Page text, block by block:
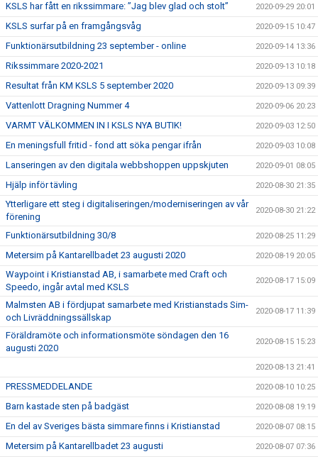
KSLS har fått en rikssimmare: ”Jag blev glad och stolt” 2020-09-29 20:01
KSLS surfar på en framgångsvåg 2020-09-15 10:47
Funktionärsutbildning 23 september - online 2020-09-14 13:36
Rikssimmare 2020-2021 2020-09-13 10:18
Resultat från KM KSLS 5 september 2020 2020-09-13 09:39
Vattenlott Dragning Nummer 4 2020-09-06 20:23
VARMT VÄLKOMMEN IN I KSLS NYA BUTIK! 2020-09-03 12:50
En meningsfull fritid - fond att söka pengar ifrån 2020-09-03 10:08
Lanseringen av den digitala webbshoppen uppskjuten 2020-09-01 08:05
Hjälp inför tävling 2020-08-30 21:35
Ytterligare ett steg i digitaliseringen/moderniseringen av vår
förening
2020-08-30 21:22
Funktionärsutbildning 30/8 2020-08-25 11:29
Metersim på Kantarellbadet 23 augusti 2020 2020-08-19 20:05
Waypoint i Kristianstad AB, i samarbete med Craft och
Speedo, ingår avtal med KSLS
2020-08-17 15:09
Malmsten AB i fördjupat samarbete med Kristianstads Sim-
och Livräddningssällskap
2020-08-17 11:39
Föräldramöte och informationsmöte söndagen den 16
augusti 2020
2020-08-15 15:23
2020-08-13 21:41
PRESSMEDDELANDE 2020-08-10 10:25
Barn kastade sten på badgäst 2020-08-08 19:19
En del av Sveriges bästa simmare finns i Kristianstad 2020-08-07 08:15
Metersim på Kantarellbadet 23 augusti 2020-08-07 07:36